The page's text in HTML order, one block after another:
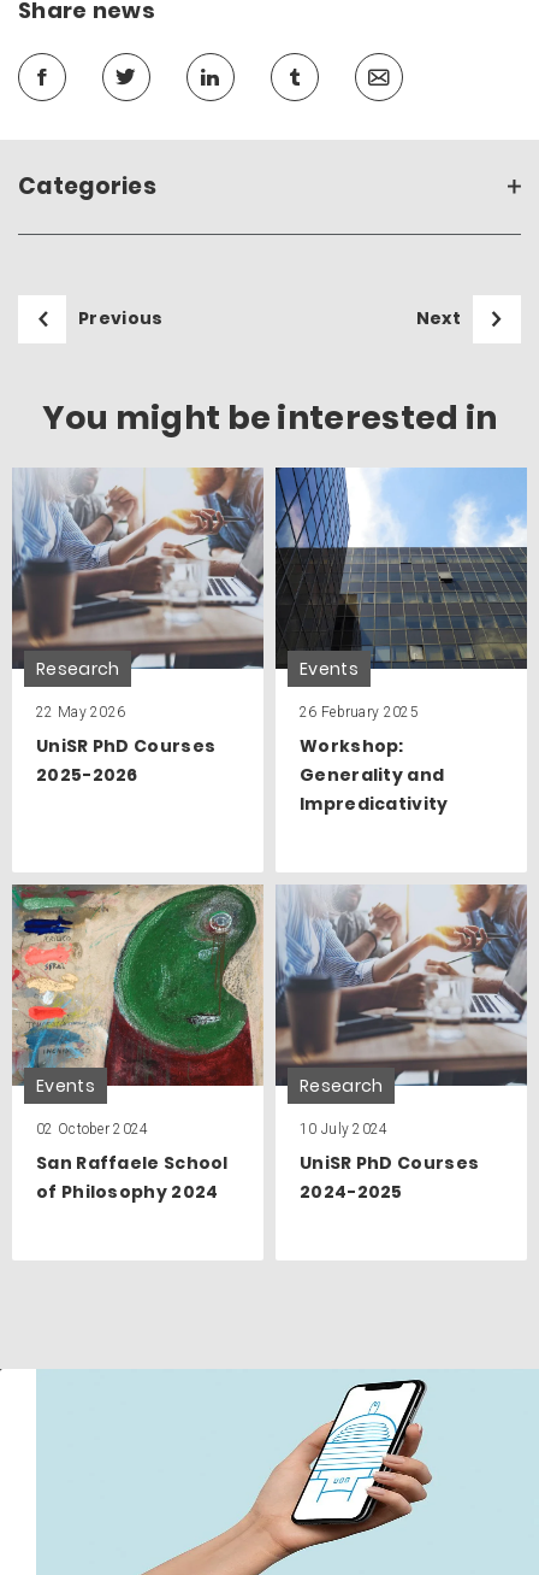
Share news
Categories
Previous Next
You might be interested in
Research
22 May 2026
UniSR PhD Courses
2025-2026
Events
26 February 2025
Workshop:
Generality and
Impredicativity
Events
02 October 2024
San Raffaele School
of Philosophy 2024
Research
10 July 2024
UniSR PhD Courses
2024-2025